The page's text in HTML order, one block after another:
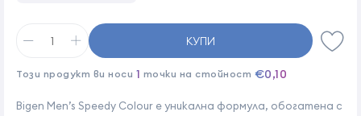
Bigen Men’s Speedy Colour е уникална формула, обогатена с
КУПИ
Този продукт ви носи 1 точки на стойност €0,10